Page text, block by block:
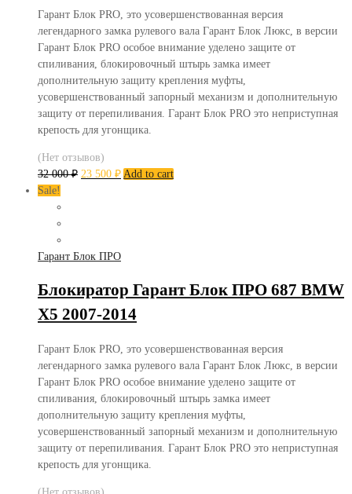
Гарант Блок PRO, это усовершенствованная версия
легендарного замка рулевого вала Гарант Блок Люкс, в версии
Гарант Блок PRO особое внимание уделено защите от
спиливания, блокировочный штырь замка имеет
дополнительную защиту крепления муфты,
усовершенствованный запорный механизм и дополнительную
защиту от перепиливания. Гарант Блок PRO это неприступная
крепость для угонщика.
(Нет отзывов)
32 000₽ 23 500 ₽ Add to cart
Sale!
Гарант Блок ПРО
Блокиратор Гарант Блок ПРО 687 BMW
X5 2007-2014
Гарант Блок PRO, это усовершенствованная версия
легендарного замка рулевого вала Гарант Блок Люкс, в версии
Гарант Блок PRO особое внимание уделено защите от
спиливания, блокировочный штырь замка имеет
дополнительную защиту крепления муфты,
усовершенствованный запорный механизм и дополнительную
защиту от перепиливания. Гарант Блок PRO это неприступная
крепость для угонщика.